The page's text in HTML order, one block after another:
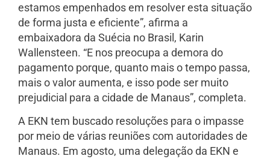
estamos empenhados em resolver esta situação
de forma justa e eficiente”, afirma a
embaixadora da Suécia no Brasil, Karin
Wallensteen. “E nos preocupa a demora do
pagamento porque, quanto mais o tempo passa,
mais o valor aumenta, e isso pode ser muito
prejudicial para a cidade de Manaus”, completa.
A EKN tem buscado resoluções para o impasse
por meio de várias reuniões com autoridades de
Manaus. Em agosto, uma delegação da EKN e